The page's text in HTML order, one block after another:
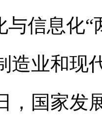
与信息化“
造业和现
，国家发